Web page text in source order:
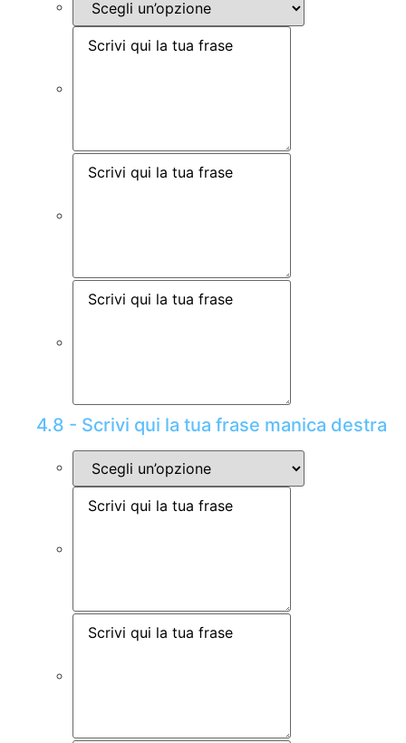
4.8 - Scrivi qui la tua frase manica destra